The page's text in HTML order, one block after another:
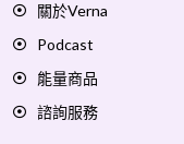
關於Verna
Podcast
能量商品
諮詢服務